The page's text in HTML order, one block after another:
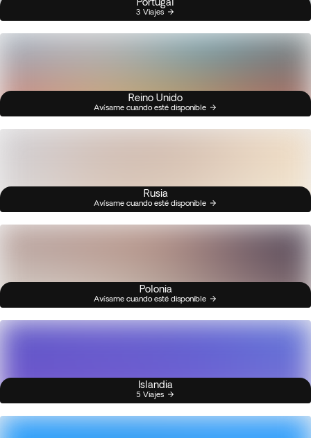
3 Viajes
Reino Unido
Avísame cuando esté disponible
Rusia
Avísame cuando esté disponible
Polonia
Avísame cuando esté disponible
Islandia
5 Viajes